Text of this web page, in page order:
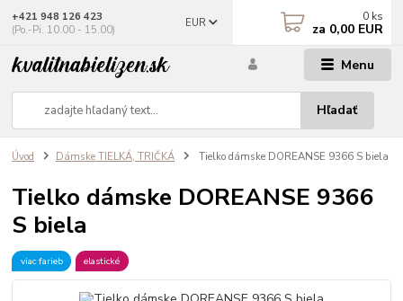
Menu
EUR
Hľadať
+421 948 126 423
(Po.-Pi. 10.00 - 15.00)
0 ks
za 0,00 EUR
Úvod Dámske TIELKÁ, TRIČKÁ Tielko dámske DOREANSE 9366 S biela
Tielko dámske DOREANSE 9366
S biela
viac farieb elastické